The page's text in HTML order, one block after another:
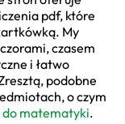
pdf, które
My
czasem
i łatwo
podobne
o czym
do matematyki.